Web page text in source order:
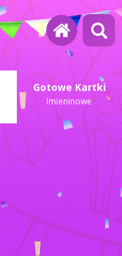
Gotowe Kartki
Imieninowe